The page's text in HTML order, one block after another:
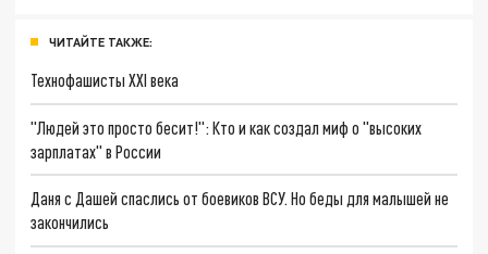
ЧИТАЙТЕ ТАКЖЕ:
Технофашисты XXI века
"Людей это просто бесит!": Кто и как создал миф о "высоких
зарплатах" в России
Даня с Дашей спаслись от боевиков ВСУ. Но беды для малышей не
закончились